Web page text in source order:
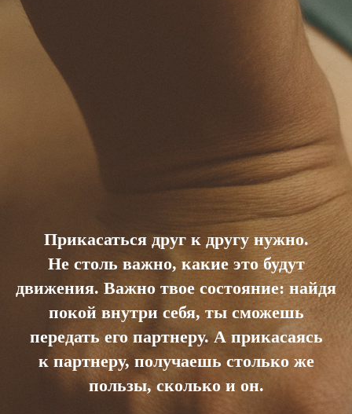
Прикасаться друг к другу нужно.
Не столь важно, какие это будут
движения. Важно твое состояние: найдя
покой внутри себя, ты сможешь
передать его партнеру. А прикасаясь
к партнеру, получаешь столько же
пользы, сколько и он.